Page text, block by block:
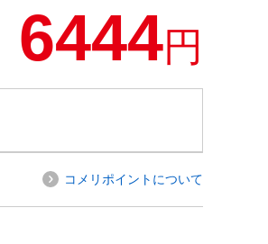
6444円
コメリポイントについて